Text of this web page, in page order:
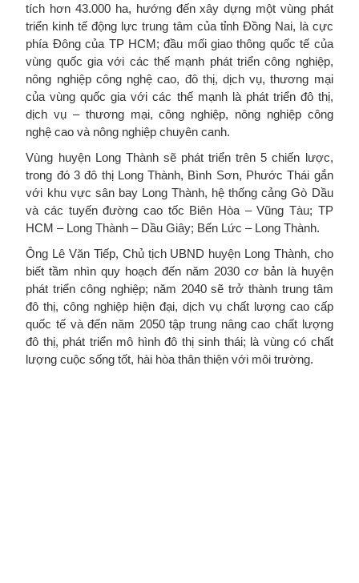
tích hơn 43.000 ha, hướng đến xây dựng một vùng phát
triển kinh tế động lực trung tâm của tỉnh Đồng Nai, là cực
phía Đông của TP HCM; đầu mối giao thông quốc tế của
vùng quốc gia với các thế mạnh phát triển công nghiệp,
nông nghiệp công nghệ cao, đô thị, dịch vụ, thương mại
của vùng quốc gia với các thế mạnh là phát triển đô thị,
dịch vụ – thương mại, công nghiệp, nông nghiệp công
nghệ cao và nông nghiệp chuyên canh.
Vùng huyện Long Thành sẽ phát triển trên 5 chiến lược,
trong đó 3 đô thị Long Thành, Bình Sơn, Phước Thái gắn
với khu vực sân bay Long Thành, hệ thống cảng Gò Dầu
và các tuyến đường cao tốc Biên Hòa – Vũng Tàu; TP
HCM – Long Thành – Dầu Giây; Bến Lức – Long Thành.
Ông Lê Văn Tiếp, Chủ tịch UBND huyện Long Thành, cho
biết tầm nhìn quy hoạch đến năm 2030 cơ bản là huyện
phát triển công nghiệp; năm 2040 sẽ trở thành trung tâm
đô thị, công nghiệp hiện đại, dịch vụ chất lượng cao cấp
quốc tế và đến năm 2050 tập trung nâng cao chất lượng
đô thị, phát triển mô hình đô thị sinh thái; là vùng có chất
lượng cuộc sống tốt, hài hòa thân thiện với môi trường.